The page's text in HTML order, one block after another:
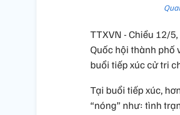
TTXVN - Chiều 12/
Quốc hội thành phố
buổi tiếp xúc cử tri
Tại buổi tiếp xúc,
“nóng” như: tình